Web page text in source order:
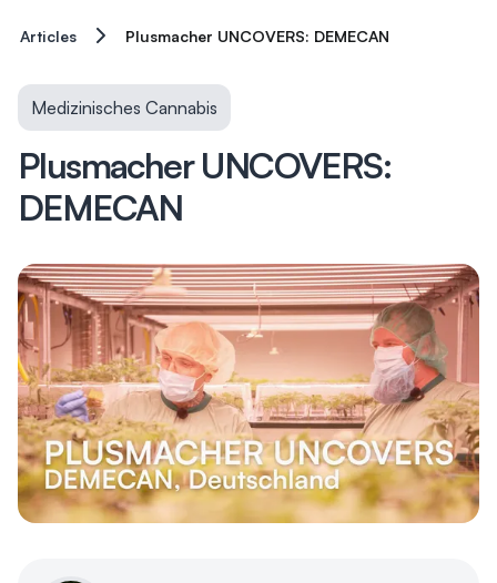
Articles Plusmacher UNCOVERS: DEMECAN
Medizinisches Cannabis
Plusmacher UNCOVERS:
DEMECAN